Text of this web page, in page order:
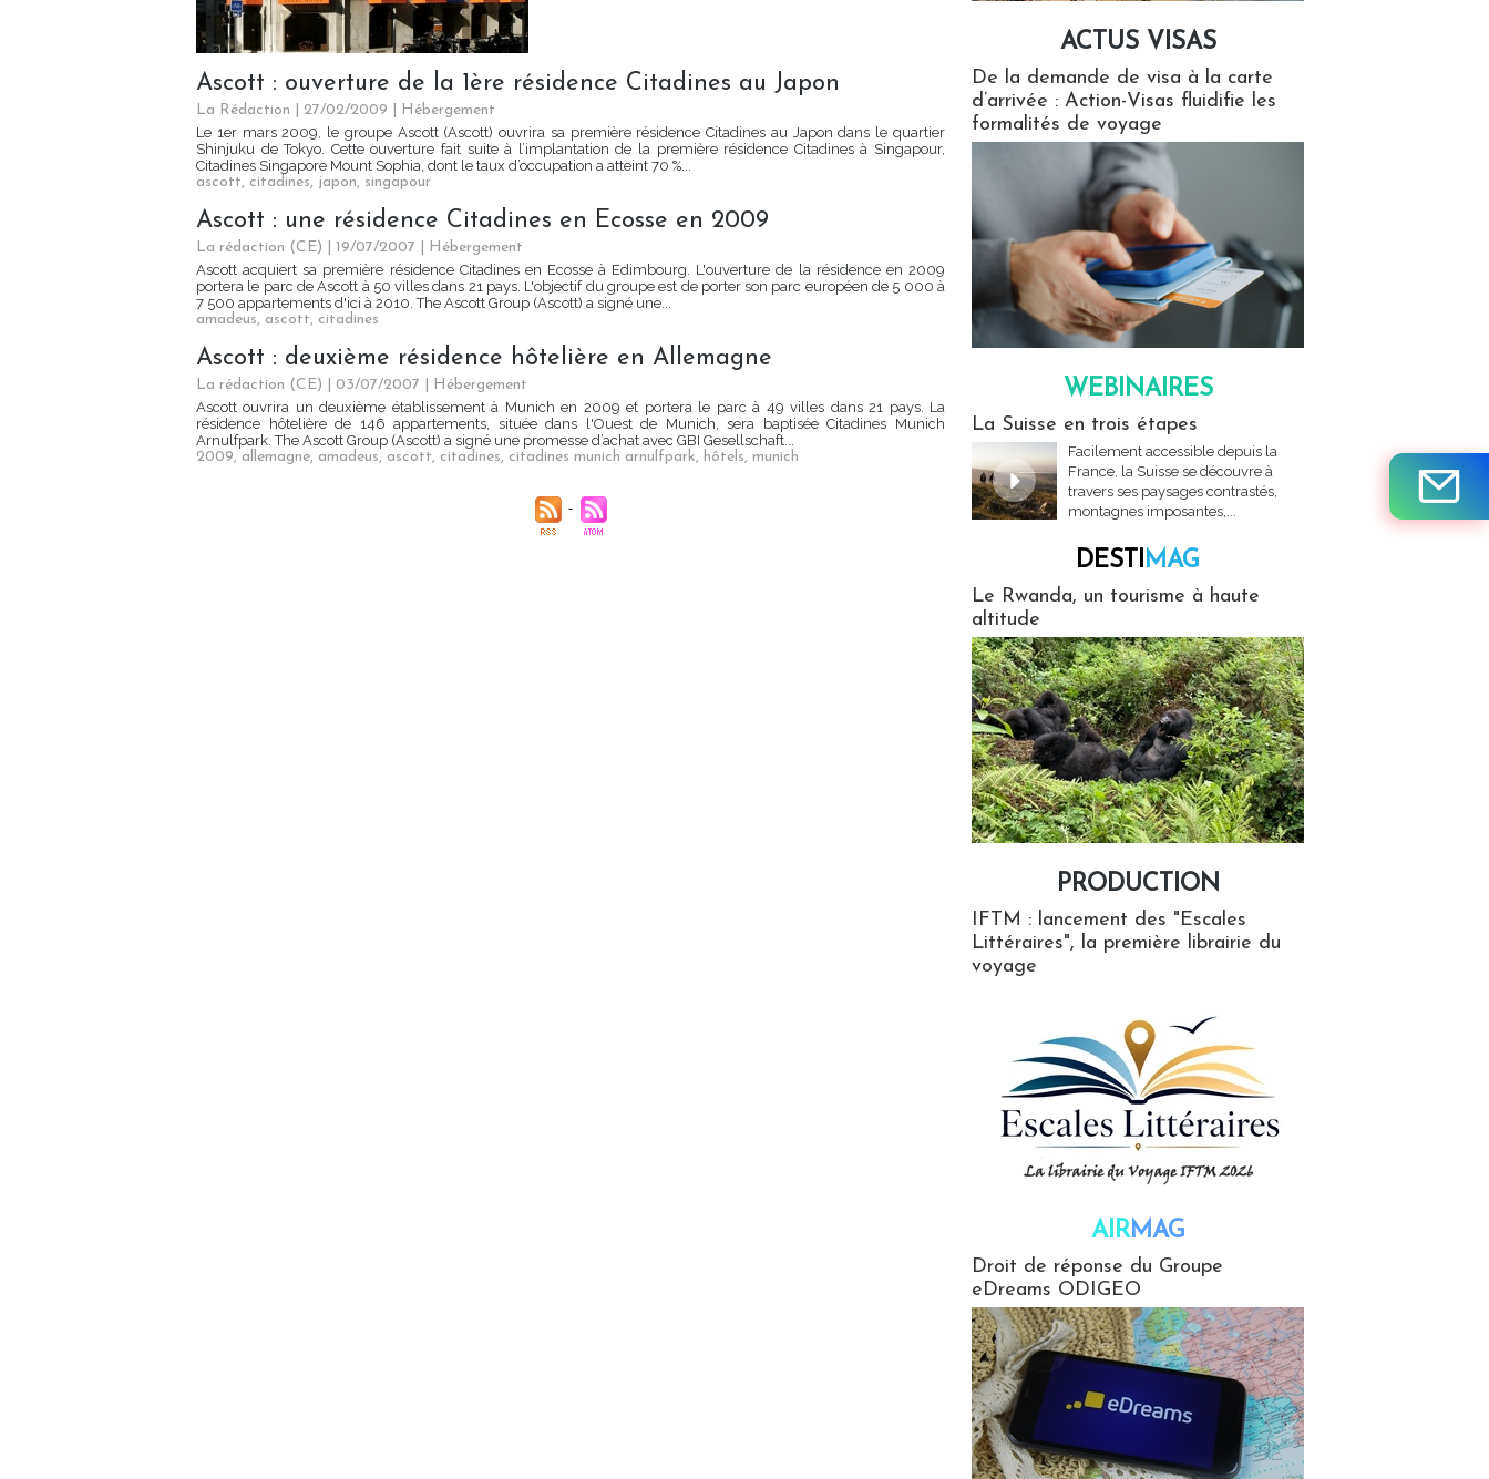
Ascott : ouverture de la 1ère résidence Citadines au Japon
La Rédaction | 27/02/2009
Hébergement
Le 1er mars 2009, le groupe Ascott (Ascott) ouvrira sa première résidence Citadines au Japon dans le quartier
Shinjuku de Tokyo. Cette ouverture fait suite à l’implantation de la première résidence Citadines à Singapour,
Citadines Singapore Mount Sophia, dont le taux d’occupation a atteint 70 %...
ascott, citadines, japon, singapour
Ascott : une résidence Citadines en Ecosse en 2009
La rédaction (CE) | 19/07/2007
Hébergement
Ascott acquiert sa première résidence Citadines en Ecosse à Edimbourg. L'ouverture de la résidence en 2009
portera le parc de Ascott à 50 villes dans 21 pays. L'objectif du groupe est de porter son parc européen de 5 000 à
7 500 appartements d'ici à 2010. The Ascott Group (Ascott) a signé une...
amadeus, ascott, citadines
Ascott : deuxième résidence hôtelière en Allemagne
La rédaction (CE) | 03/07/2007
Hébergement
Ascott ouvrira un deuxième établissement à Munich en 2009 et portera le parc à 49 villes dans 21 pays. La
résidence hôtelière de 146 appartements, située dans l'Ouest de Munich, sera baptisée Citadines Munich
Arnulfpark. The Ascott Group (Ascott) a signé une promesse d’achat avec GBI Gesellschaft...
2009, allemagne, amadeus, ascott, citadines, citadines munich arnulfpark, hôtels, munich
ACTUS VISAS
De la demande de visa à la carte
d’arrivée : Action-Visas fluidifie les
formalités de voyage
WEBINAIRES
La Suisse en trois étapes
Facilement accessible depuis la
France, la Suisse se découvre à
travers ses paysages contrastés,
montagnes imposantes,...
DESTIMAG
Le Rwanda, un tourisme à haute
altitude
PRODUCTION
IFTM : lancement des "Escales
Littéraires", la première librairie du
voyage
AIRMAG
Droit de réponse du Groupe
eDreams ODIGEO